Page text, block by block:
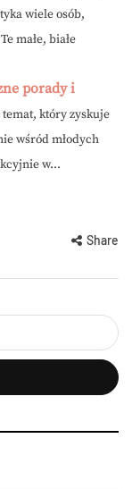
wiele osób,
małe, białe
porady i
temat, który zyskuje
wśród młodych
w...
Share